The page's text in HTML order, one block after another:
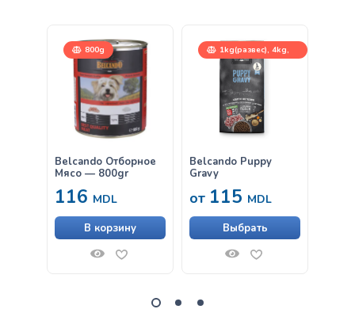
800g
Belcando Отборное
Мясо — 800gr
116 MDL
В корзину
1kg(развес), 4kg,
12,5kg
Belcando Puppy
Gravy
от 115 MDL
Выбрать